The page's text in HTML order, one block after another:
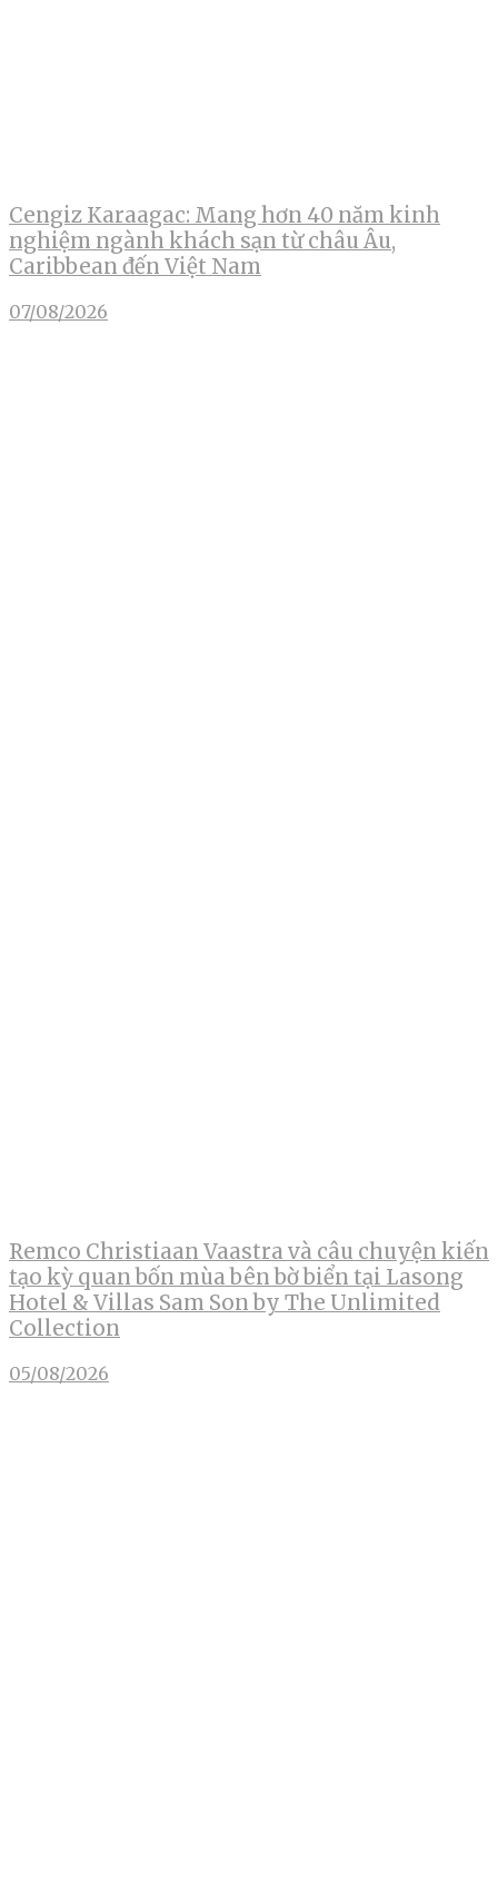
Cengiz Karaagac: Mang hơn 40 năm kinh
nghiệm ngành khách sạn từ châu Âu,
Caribbean đến Việt Nam
07/08/2026
Remco Christiaan Vaastra và câu chuyện kiến
tạo kỳ quan bốn mùa bên bờ biển tại Lasong
Hotel & Villas Sam Son by The Unlimited
Collection
05/08/2026